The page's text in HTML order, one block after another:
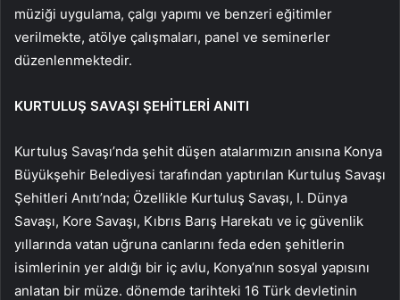
müziği uygulama, çalgı yapımı ve benzeri eğitimler
verilmekte, atölye çalışmaları, panel ve seminerler
düzenlenmektedir.
KURTULUŞ SAVAŞI ŞEHİTLERİ ANITI
Kurtuluş Savaşı’nda şehit düşen atalarımızın anısına Konya
Büyükşehir Belediyesi tarafından yaptırılan Kurtuluş Savaşı
Şehitleri Anıtı’nda; Özellikle Kurtuluş Savaşı, I. Dünya
Savaşı, Kore Savaşı, Kıbrıs Barış Harekatı ve iç güvenlik
yıllarında vatan uğruna canlarını feda eden şehitlerin
isimlerinin yer aldığı bir iç avlu, Konya’nın sosyal yapısını
anlatan bir müze. dönemde tarihteki 16 Türk devletinin